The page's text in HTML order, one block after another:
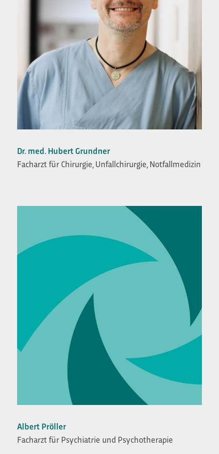
Dr. med. Hubert Grundner
Facharzt für Chirurgie, Unfallchirurgie, Notfallmedizin
Albert Pröller
Facharzt für Psychiatrie und Psychotherapie